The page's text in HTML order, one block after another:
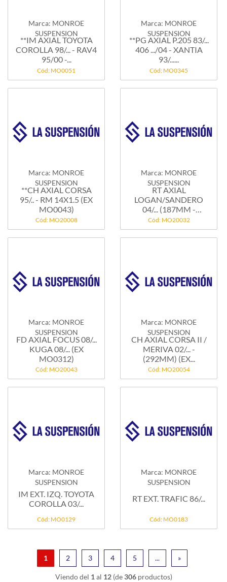
Marca: MONROE
SUSPENSION
**IM AXIAL TOYOTA
COROLLA 98/... - RAV4
95/00 -...
Cód: MO0051
Marca: MONROE
SUSPENSION
**PG AXIAL P.205 83/...
406 .../04 - XANTIA
93/......
Cód: MO0345
Marca: MONROE
SUSPENSION
**CH AXIAL CORSA
95/.. - RM 14X1.5 (EX
MO0043)
Cód: MO20008
Marca: MONROE
SUSPENSION
RT AXIAL
LOGAN/SANDERO
04/... (187MM -
14X1.5MM)...
Cód: MO20032
Marca: MONROE
SUSPENSION
FD AXIAL FOCUS 08/...
KUGA 08/... (EX
MO0312)
Cód: MO20043
Marca: MONROE
SUSPENSION
CH AXIAL CORSA II /
MERIVA 02/... -
(292MM) (EX...
Cód: MO20054
Marca: MONROE
SUSPENSION
IM EXT. IZQ. TOYOTA
COROLLA 03/...
Cód: MO0129
Marca: MONROE
SUSPENSION
RT EXT. TRAFIC 86/...
Cód: MO0183
1 2 3 4 5 ... »
Viendo del 1 al 12(de306productos)